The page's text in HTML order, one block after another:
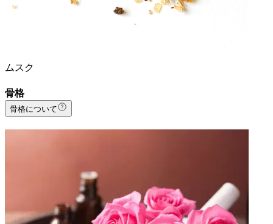
ムスク
骨格
骨格について